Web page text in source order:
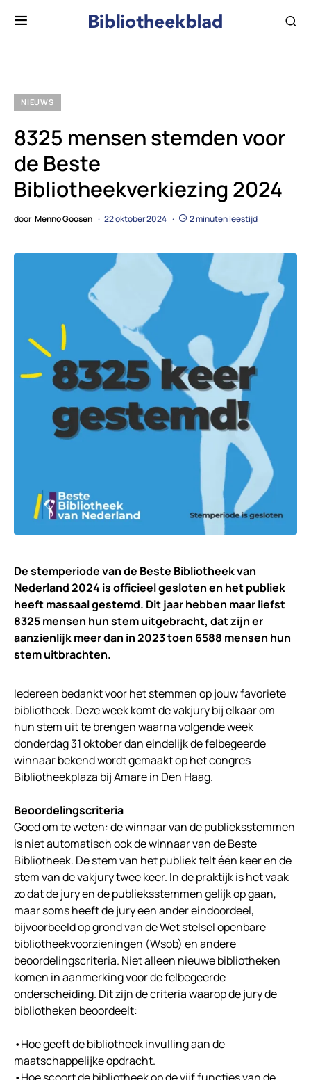
NIEUWS
8325 mensen stemden voor
de Beste
Bibliotheekverkiezing 2024
door Menno Goosen 22 oktober 2024 2 minuten leestijd
De stemperiode van de Beste Bibliotheek van
Nederland 2024 is officieel gesloten en het publiek
heeft massaal gestemd. Dit jaar hebben maar liefst
8325 mensen hun stem uitgebracht, dat zijn er
aanzienlijk meer dan in 2023 toen 6588 mensen hun
stem uitbrachten.
Iedereen bedankt voor het stemmen op jouw favoriete
bibliotheek. Deze week komt de vakjury bij elkaar om
hun stem uit te brengen waarna volgende week
donderdag 31 oktober dan eindelijk de felbegeerde
winnaar bekend wordt gemaakt op het congres
Bibliotheekplaza bij Amare in Den Haag.
Beoordelingscriteria
Goed om te weten: de winnaar van de publieksstemmen
is niet automatisch ook de winnaar van de Beste
Bibliotheek. De stem van het publiek telt één keer en de
stem van de vakjury twee keer. In de praktijk is het vaak
zo dat de jury en de publieksstemmen gelijk op gaan,
maar soms heeft de jury een ander eindoordeel,
bijvoorbeeld op grond van de Wet stelsel openbare
bibliotheekvoorzieningen (Wsob) en andere
beoordelingscriteria. Niet alleen nieuwe bibliotheken
komen in aanmerking voor de felbegeerde
onderscheiding. Dit zijn de criteria waarop de jury de
bibliotheken beoordeelt:
•Hoe geeft de bibliotheek invulling aan de
maatschappelijke opdracht.